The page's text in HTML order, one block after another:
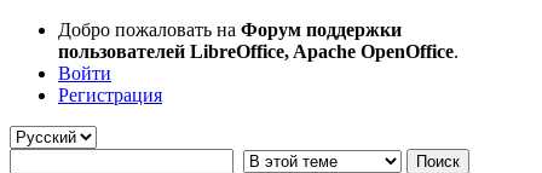
Добро пожаловать на Форум поддержки
пользователей LibreOffice, Apache OpenOffice.
Войти
Регистрация